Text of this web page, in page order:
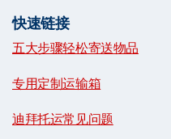
快速链接
五大步骤轻松寄送物品
专用定制运输箱
迪拜托运常见问题